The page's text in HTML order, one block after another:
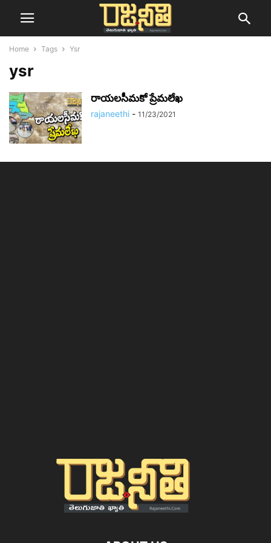
Home Tags Ysr
ysr
రాయలసీమకో ప్రేమలేఖ
rajaneethi - 11/23/2021